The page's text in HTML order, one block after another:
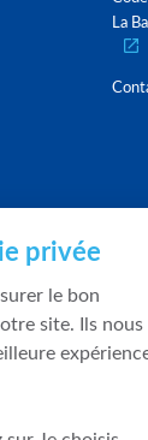
La
en
privée
le bon
site. Ils nous